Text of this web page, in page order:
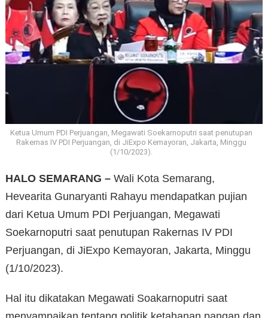
Ketua Umum PDI Perjuangan, Megawati Soekarnoputri saat penutupan
Rakernas IV PDI Perjuangan, di JiExpo Kemayoran, Jakarta, Minggu
(1/10/2023).
HALO SEMARANG – Wali Kota Semarang,
Hevearita Gunaryanti Rahayu mendapatkan pujian
dari Ketua Umum PDI Perjuangan, Megawati
Soekarnoputri saat penutupan Rakernas IV PDI
Perjuangan, di JiExpo Kemayoran, Jakarta, Minggu
(1/10/2023).
Hal itu dikatakan Megawati Soakarnoputri saat